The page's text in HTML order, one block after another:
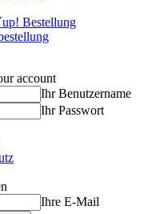
Bestellung
account
Ihr Benutzername
Ihr Passwort
Ihre E-Mail